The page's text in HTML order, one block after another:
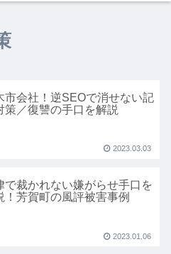
市会社！逆SEOで消せない記
策／復讐の手口を解説
2023.03.03
で裁かれない嫌がらせ手口を
！芳賀町の風評被害事例
2023.01.06